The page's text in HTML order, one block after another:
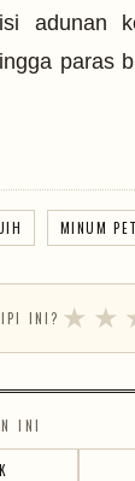
adunan
paras
MINUM
INI? ★ ★
INI